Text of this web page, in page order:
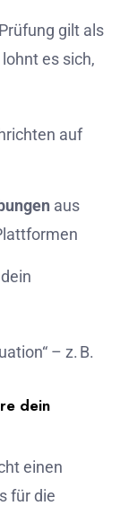
gilt als
es sich,
auf
aus
– z. B.
dein
einen
für die